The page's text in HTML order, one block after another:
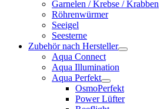
Garnelen / Krebse / Krabben
Röhrenwürmer
Seeigel
Seesterne
Zubehör nach Hersteller
Aqua Connect
Aqua Illumination
Aqua Perfekt
OsmoPerfekt
Power Lüfter